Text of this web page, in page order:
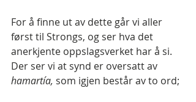
For å finne ut av dette går vi aller
først til Strongs, og ser hva det
anerkjente oppslagsverket har å si.
Der ser vi at synd er oversatt av
hamartía, som igjen består av to ord;